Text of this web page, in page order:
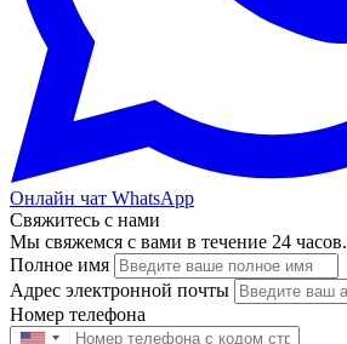
Онлайн чат WhatsApp
Свяжитесь с нами
Мы свяжемся с вами в течение 24 часов.
Полное имя
Адрес электронной почты
Номер телефона